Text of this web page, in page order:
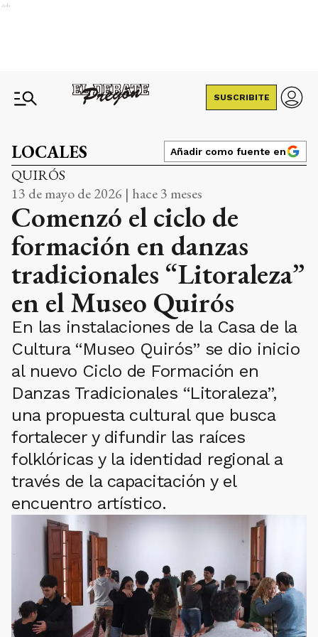
Ads
SUSCRIBITE
LOCALES Añadir como fuente en
QUIRÓS
13 de mayo de 2026 | hace 3 meses
Comenzó el ciclo de
formación en danzas
tradicionales “Litoraleza”
en el Museo Quirós
En las instalaciones de la Casa de la
Cultura “Museo Quirós” se dio inicio
al nuevo Ciclo de Formación en
Danzas Tradicionales “Litoraleza”,
una propuesta cultural que busca
fortalecer y difundir las raíces
folklóricas y la identidad regional a
través de la capacitación y el
encuentro artístico.